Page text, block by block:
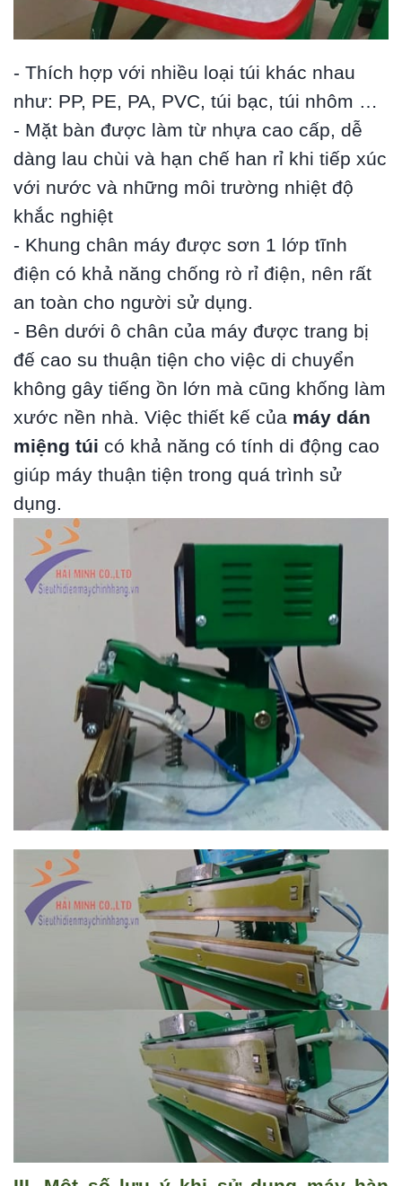
- Thích hợp với nhiều loại túi khác nhau
như: PP, PE, PA, PVC, túi bạc, túi nhôm …
- Mặt bàn được làm từ nhựa cao cấp, dễ
dàng lau chùi và hạn chế han rỉ khi tiếp xúc
với nước và những môi trường nhiệt độ
khắc nghiệt
- Khung chân máy được sơn 1 lớp tĩnh
điện có khả năng chống rò rỉ điện, nên rất
an toàn cho người sử dụng.
- Bên dưới ô chân của máy được trang bị
đế cao su thuận tiện cho việc di chuyển
không gây tiếng ồn lớn mà cũng khống làm
xước nền nhà. Việc thiết kế của máy dán
miệng túi có khả năng có tính di động cao
giúp máy thuận tiện trong quá trình sử
dụng.